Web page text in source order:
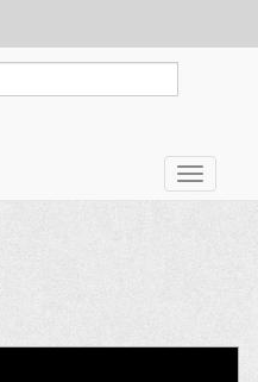
Toggle